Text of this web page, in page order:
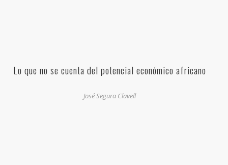
Lo que no se cuenta del potencial económico africano
José Segura Clavell